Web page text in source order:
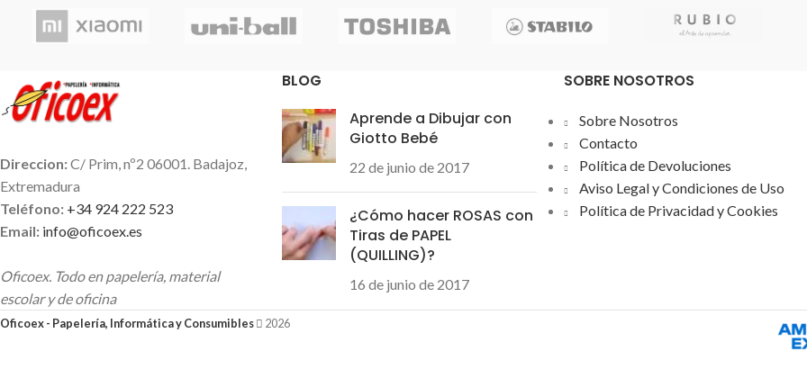
decoración, escaparatismo, posters,
Direccion:C/ Prim, nº2 06001. Badajoz,
Extremadura
Teléfono: +34 924 222 523
Email: info@oficoex.es
Oficoex. Todo en papelería, material
escolar y de oficina
BLOG
Aprende a Dibujar con
Giotto Bebé
22 de junio de 2017
¿Cómo hacer ROSAS con
Tiras de PAPEL
(QUILLING)?
16 de junio de 2017
SOBRE NOSOTROS
Sobre Nosotros
Contacto
Política de Devoluciones
Aviso Legal y Condiciones de Uso
Política de Privacidad y Cookies
Oficoex - Papelería, Informática y Consumibles 2026